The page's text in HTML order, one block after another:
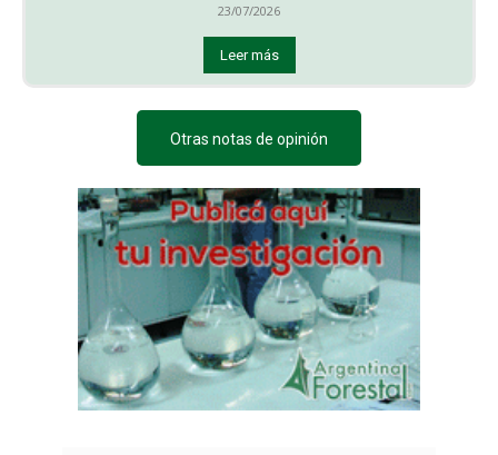
23/07/2026
Leer más
Otras notas de opinión